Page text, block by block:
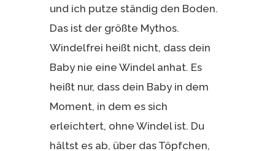
und ich putze ständig den Boden.
Das ist der größte Mythos.
Windelfrei heißt nicht, dass dein
Baby nie eine Windel anhat. Es
heißt nur, dass dein Baby in dem
Moment, in dem es sich
erleichtert, ohne Windel ist. Du
hältst es ab, über das Töpfchen,